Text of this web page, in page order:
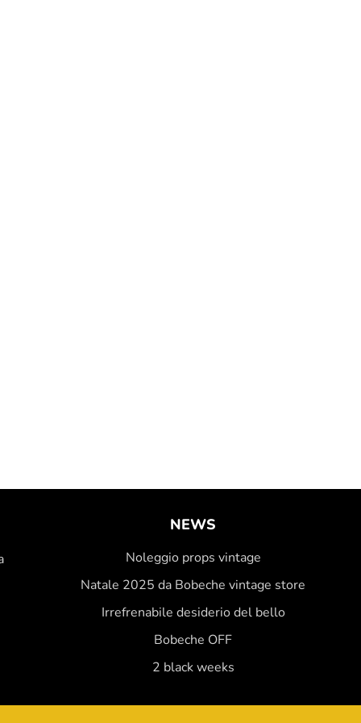
NEWS
Noleggio props vintage
Natale 2025 da Bobeche vintage store
Irrefrenabile desiderio del bello
Bobeche OFF
2 black weeks